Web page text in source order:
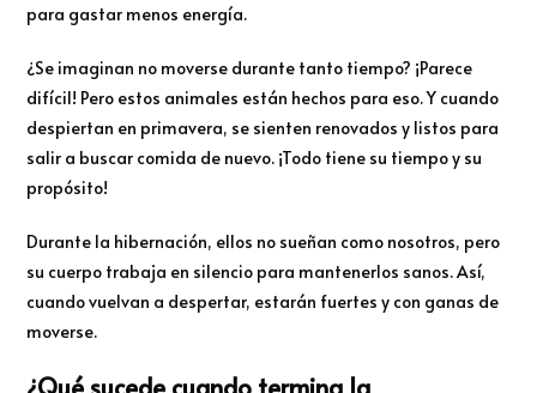
para gastar menos energía.
¿Se imaginan no moverse durante tanto tiempo? ¡Parece
difícil! Pero estos animales están hechos para eso. Y cuando
despiertan en primavera, se sienten renovados y listos para
salir a buscar comida de nuevo. ¡Todo tiene su tiempo y su
propósito!
Durante la hibernación, ellos no sueñan como nosotros, pero
su cuerpo trabaja en silencio para mantenerlos sanos. Así,
cuando vuelvan a despertar, estarán fuertes y con ganas de
moverse.